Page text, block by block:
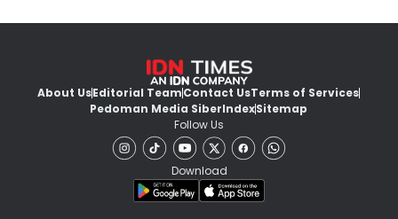
About UsEditorial TeamContact UsTerms of Services
Pedoman Media SiberIndexSitemap
Follow Us
Download